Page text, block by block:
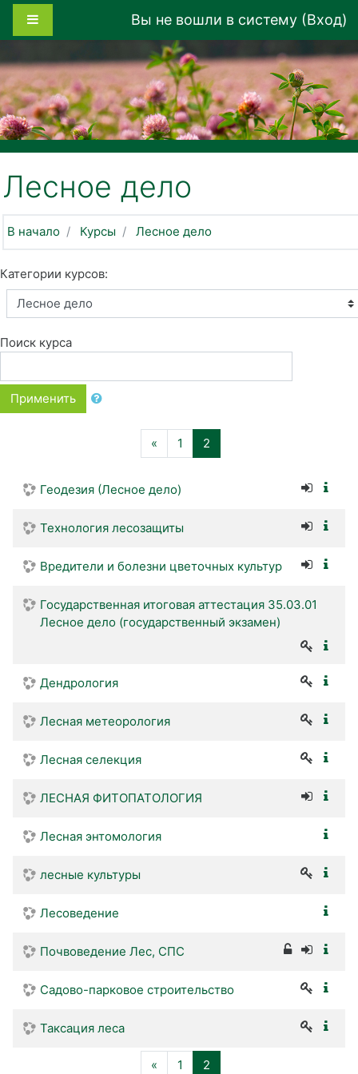
Перейти к основному содержанию
Вы не вошли в систему (Вход)
Лесное дело
В начало Курсы Лесное дело
Категории курсов:
Поиск курса
Применить
«Назад
1 2(текущая)
Геодезия (Лесное дело)
Технология лесозащиты
Вредители и болезни цветочных культур
Государственная итоговая аттестация 35.03.01
Лесное дело (государственный экзамен)
Дендрология
Лесная метеорология
Лесная селекция
ЛЕСНАЯ ФИТОПАТОЛОГИЯ
Лесная энтомология
лесные культуры
Лесоведение
Почвоведение Лес, СПС
Садово-парковое строительство
Таксация леса
«Назад
1 2(текущая)